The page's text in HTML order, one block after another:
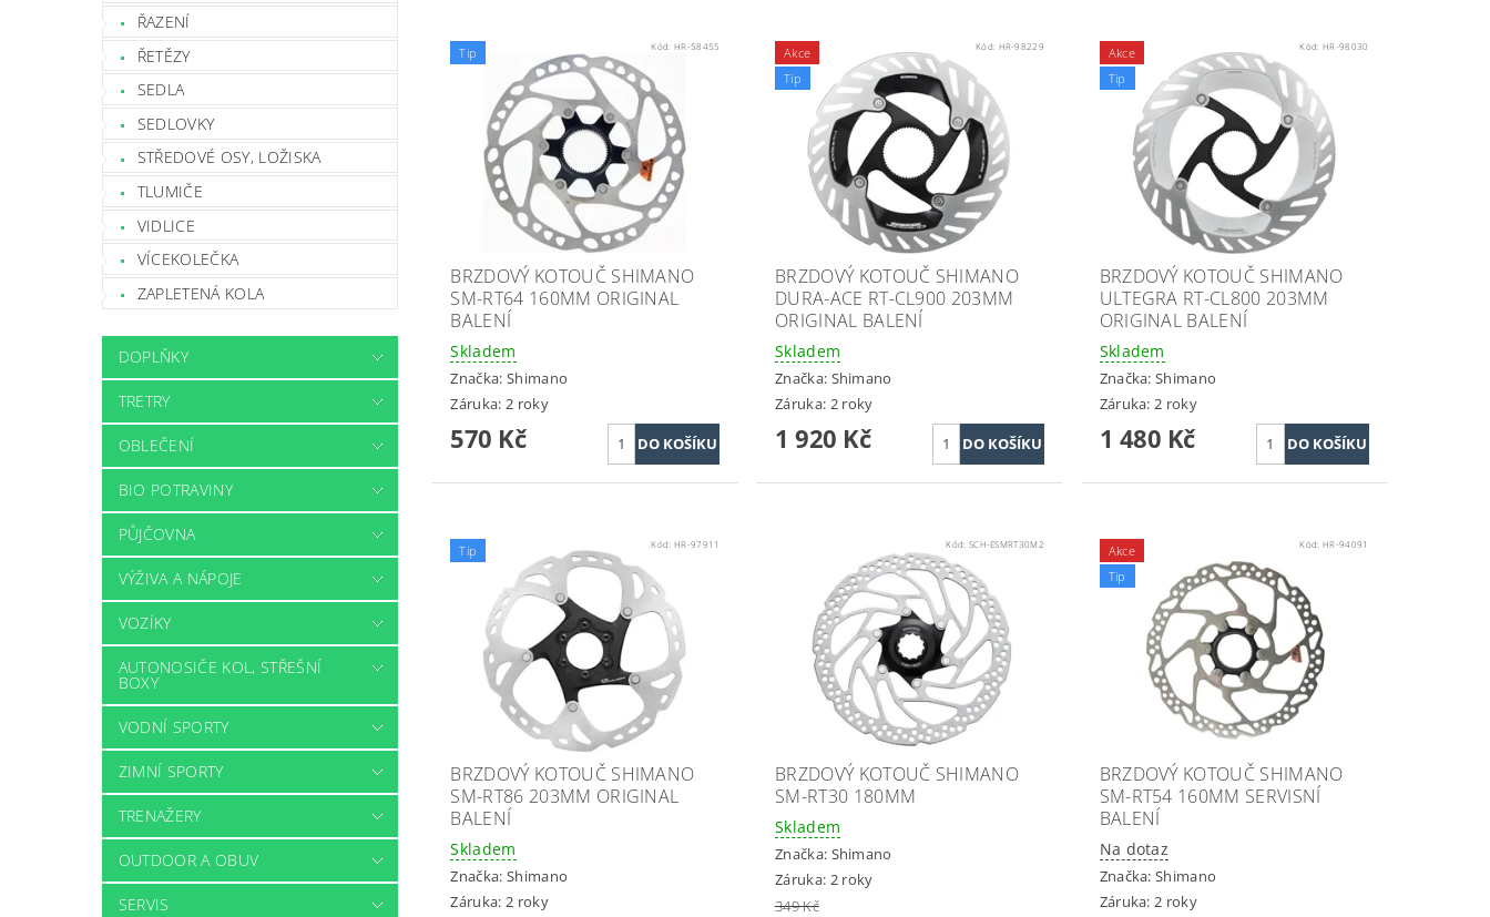
ŘAZENÍ
ŘETĚZY
SEDLA
SEDLOVKY
STŘEDOVÉ OSY, LOŽISKA
TLUMIČE
VIDLICE
VÍCEKOLEČKA
ZAPLETENÁ KOLA
DOPLŇKY
TRETRY
OBLEČENÍ
BIO POTRAVINY
PŮJČOVNA
VÝŽIVA A NÁPOJE
VOZÍKY
AUTONOSIČE KOL, STŘEŠNÍ
BOXY
VODNÍ SPORTY
ZIMNÍ SPORTY
TRENAŽERY
OUTDOOR A OBUV
SERVIS
Tip Kód: HR-58455
BRZDOVÝ KOTOUČ SHIMANO
SM-RT64 160MM ORIGINAL
BALENÍ
Skladem
Značka: Shimano
Záruka: 2 roky
570 Kč
Akce
Tip
Kód: HR-98229
BRZDOVÝ KOTOUČ SHIMANO
DURA-ACE RT-CL900 203MM
ORIGINAL BALENÍ
Skladem
Značka: Shimano
Záruka: 2 roky
1 920 Kč
Akce
Tip
Kód:HR-98030
BRZDOVÝ KOTOUČ SHIMANO
ULTEGRA RT-CL800 203MM
ORIGINAL BALENÍ
Skladem
Značka:Shimano
Záruka: 2 roky
1 480 Kč
Tip Kód: HR-97911
BRZDOVÝ KOTOUČ SHIMANO
SM-RT86 203MM ORIGINAL
BALENÍ
Skladem
Značka: Shimano
Záruka: 2 roky
Kód: SCH-ESMRT30M2
BRZDOVÝ KOTOUČ SHIMANO
SM-RT30 180MM
Skladem
Značka: Shimano
Záruka: 2 roky
349 Kč
Akce
Tip
Kód:HR-94091
BRZDOVÝ KOTOUČ SHIMANO
SM-RT54 160MM SERVISNÍ
BALENÍ
Na dotaz
Značka:Shimano
Záruka: 2 roky